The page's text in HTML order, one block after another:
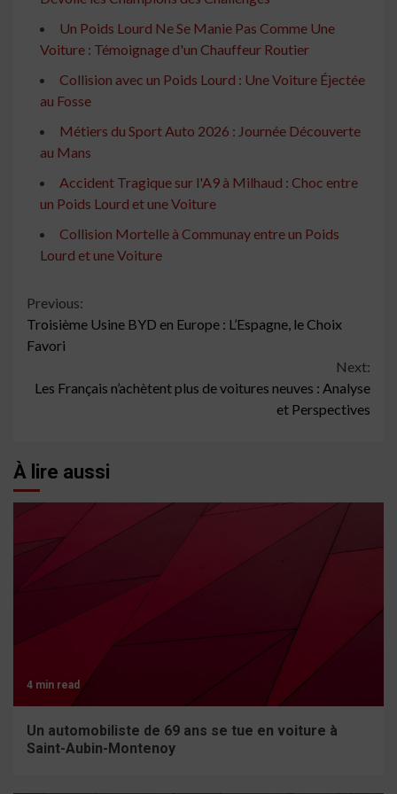
Un Poids Lourd Ne Se Manie Pas Comme Une
Voiture : Témoignage d'un Chauffeur Routier
Collision avec un Poids Lourd : Une Voiture Éjectée
au Fosse
Métiers du Sport Auto 2026 : Journée Découverte
au Mans
Accident Tragique sur l'A9 à Milhaud : Choc entre
un Poids Lourd et une Voiture
Collision Mortelle à Communay entre un Poids
Lourd et une Voiture
Continue
Reading
Previous:
Troisième Usine BYD en Europe : L’Espagne, le Choix
Favori
Next:
Les Français n’achètent plus de voitures neuves : Analyse
et Perspectives
À lire aussi
4 min read
Un automobiliste de 69 ans se tue en voiture à
Saint-Aubin-Montenoy